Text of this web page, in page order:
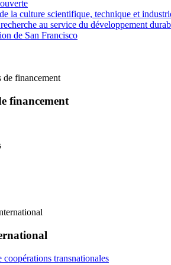
la culture scientifique, technique et
au service du développement
de San Francisco
de financement
financement
coopérations transnationales